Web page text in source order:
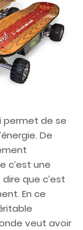
permet de se
De
c’est une
que c’est
En ce
veut avoir